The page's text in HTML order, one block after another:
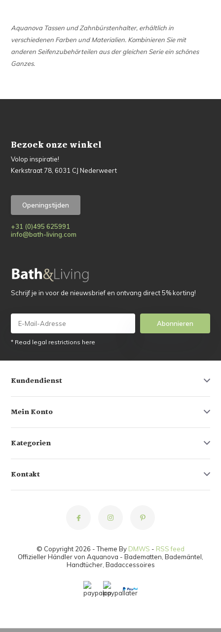
Aquanova Tassen und Zahnbürstenhalter, erhältlich in
verschiedenen Farben und Materialien. Kombinieren Sie mit
anderen Seifenzubehörteilen aus der gleichen Serie ein schönes
Ganzes.
Bezoek onze winkel
Volop inspiratie!
Kerkstraat 78, 6031 CJ Nederweert
Openingstijden
+31 (0)495 625991
info@bath-living.com
Schrijf je in voor de nieuwsbrief en ontvang direct 5% korting!
Abonnieren
* Read legal restrictions here
Kundendienst
Mein Konto
Kategorien
Kontakt
© Copyright 2026 - Theme By DMWS - RSS feed
Offizieller Händler von Aquanova - Badematten, Bademäntel,
Handtücher, Badaccessoires